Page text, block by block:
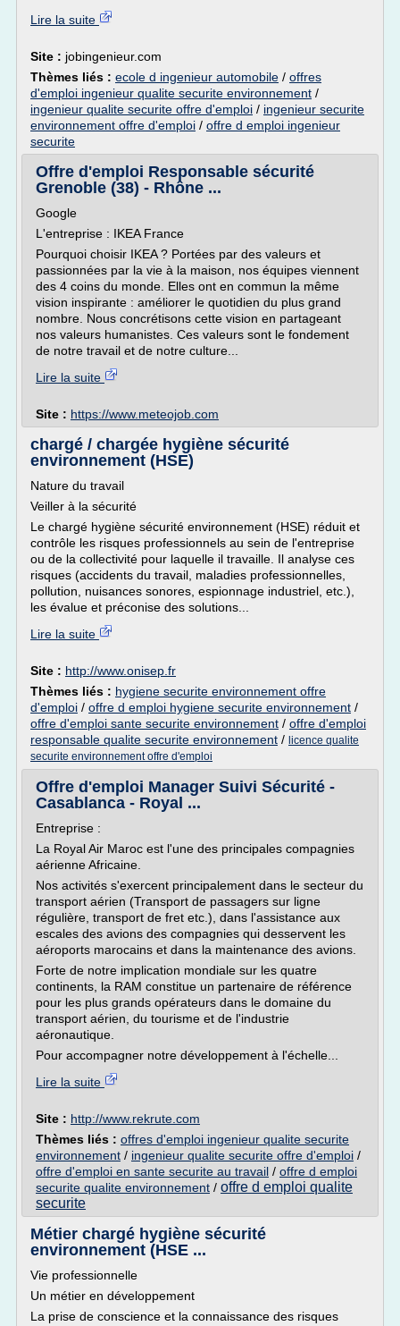
Lire la suite
Site : jobingenieur.com
Thèmes liés : ecole d ingenieur automobile / offres
d'emploi ingenieur qualite securite environnement /
ingenieur qualite securite offre d'emploi / ingenieur securite
environnement offre d'emploi / offre d emploi ingenieur
securite
Offre d'emploi Responsable sécurité
Grenoble (38) - Rhône ...
Google
L'entreprise : IKEA France
Pourquoi choisir IKEA ? Portées par des valeurs et
passionnées par la vie à la maison, nos équipes viennent
des 4 coins du monde. Elles ont en commun la même
vision inspirante : améliorer le quotidien du plus grand
nombre. Nous concrétisons cette vision en partageant
nos valeurs humanistes. Ces valeurs sont le fondement
de notre travail et de notre culture...
Lire la suite
Site : https://www.meteojob.com
chargé / chargée hygiène sécurité
environnement (HSE)
Nature du travail
Veiller à la sécurité
Le chargé hygiène sécurité environnement (HSE) réduit et
contrôle les risques professionnels au sein de l'entreprise
ou de la collectivité pour laquelle il travaille. Il analyse ces
risques (accidents du travail, maladies professionnelles,
pollution, nuisances sonores, espionnage industriel, etc.),
les évalue et préconise des solutions...
Lire la suite
Site : http://www.onisep.fr
Thèmes liés : hygiene securite environnement offre
d'emploi / offre d emploi hygiene securite environnement /
offre d'emploi sante securite environnement / offre d'emploi
responsable qualite securite environnement / licence qualite
securite environnement offre d'emploi
Offre d'emploi Manager Suivi Sécurité -
Casablanca - Royal ...
Entreprise :
La Royal Air Maroc est l'une des principales compagnies
aérienne Africaine.
Nos activités s'exercent principalement dans le secteur du
transport aérien (Transport de passagers sur ligne
régulière, transport de fret etc.), dans l'assistance aux
escales des avions des compagnies qui desservent les
aéroports marocains et dans la maintenance des avions.
Forte de notre implication mondiale sur les quatre
continents, la RAM constitue un partenaire de référence
pour les plus grands opérateurs dans le domaine du
transport aérien, du tourisme et de l'industrie
aéronautique.
Pour accompagner notre développement à l'échelle...
Lire la suite
Site : http://www.rekrute.com
Thèmes liés : offres d'emploi ingenieur qualite securite
environnement / ingenieur qualite securite offre d'emploi /
offre d'emploi en sante securite au travail / offre d emploi
securite qualite environnement / offre d emploi qualite
securite
Métier chargé hygiène sécurité
environnement (HSE ...
Vie professionnelle
Un métier en développement
La prise de conscience et la connaissance des risques